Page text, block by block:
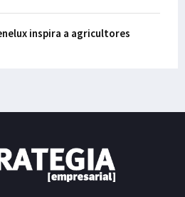
inspira a agricultores